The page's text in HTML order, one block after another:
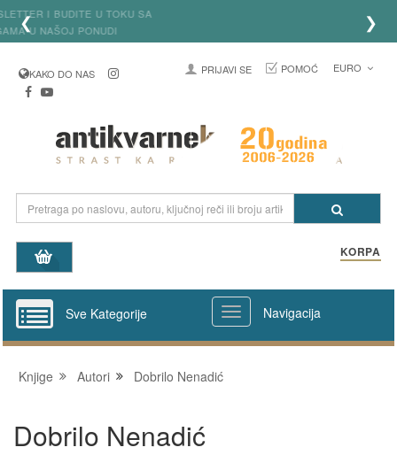
❮
Prijavite se na newsletter i budite u toku sa
najređim knjigama u našoj ponudi
❯
KAKO DO NAS PRIJAVI SE POMOĆ EURO
KORPA
Sve Kategorije Navigacija
Knjige Autori Dobrilo Nenadić
Dobrilo Nenadić